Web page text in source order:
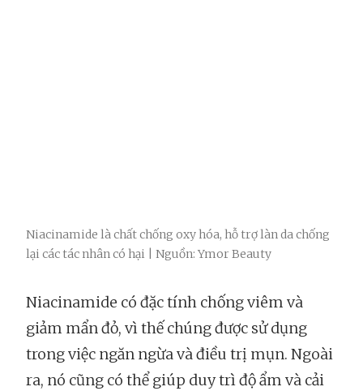
Niacinamide là chất chống oxy hóa, hỗ trợ làn da chống
lại các tác nhân có hại | Nguồn: Ymor Beauty
Niacinamide có đặc tính chống viêm và
giảm mẩn đỏ, vì thế chúng được sử dụng
trong việc ngăn ngừa và điều trị mụn. Ngoài
ra, nó cũng có thể giúp duy trì độ ẩm và cải